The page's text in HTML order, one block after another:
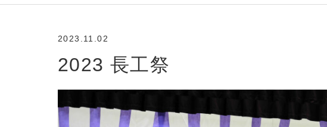
2023.11.02
2023 長工祭